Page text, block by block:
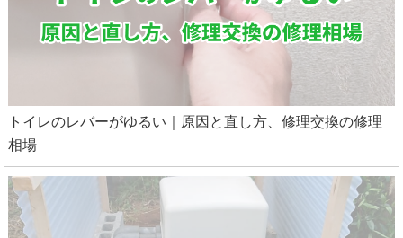
トイレのレバーがゆるい｜原因と直し方、修理交換の修理
相場